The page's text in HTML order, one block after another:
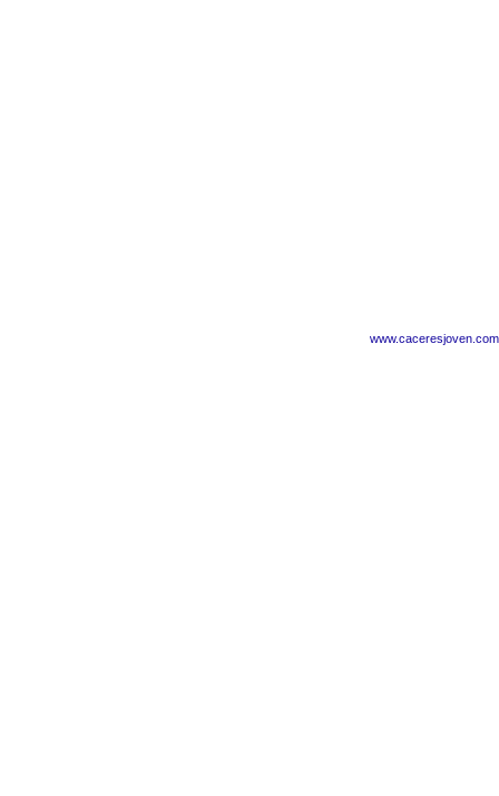
www.caceresjoven.com